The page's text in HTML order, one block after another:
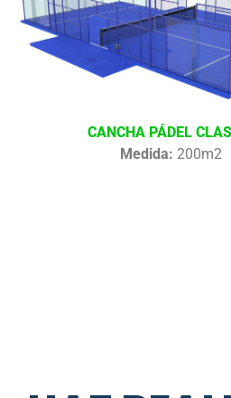
CANCHA PÁDEL
Medida: 200m2